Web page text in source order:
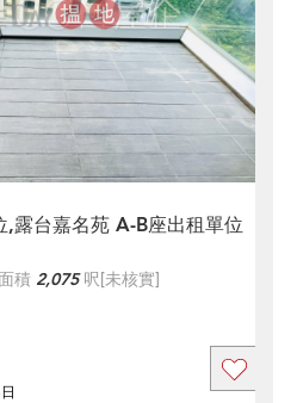
,露台嘉名苑 A-B座出租單位
積 2,075呎[未核實]